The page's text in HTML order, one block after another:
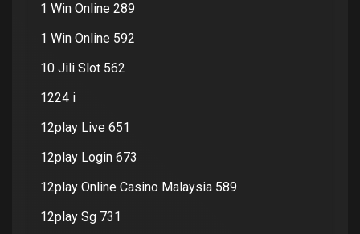
1 Win Online 289
1 Win Online 592
10 Jili Slot 562
1224 i
12play Live 651
12play Login 673
12play Online Casino Malaysia 589
12play Sg 731